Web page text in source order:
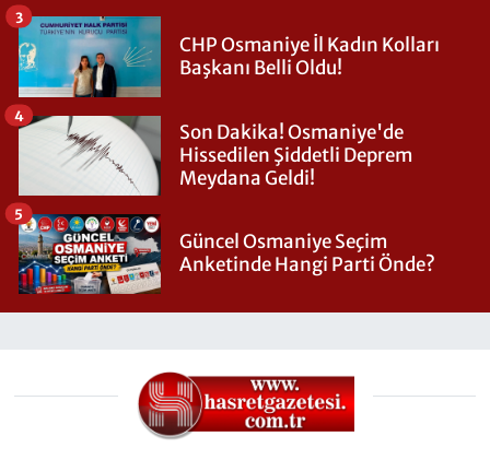
CHP Osmaniye İl Kadın Kolları
Başkanı Belli Oldu!
3
Son Dakika! Osmaniye'de
Hissedilen Şiddetli Deprem
Meydana Geldi!
4
Güncel Osmaniye Seçim
Anketinde Hangi Parti Önde?
5